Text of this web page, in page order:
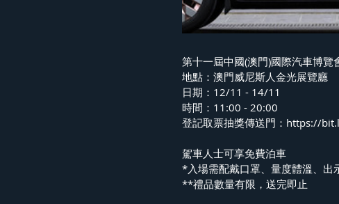
第十一屆中國(澳門)國際汽車博覽
地點：澳門威尼斯人金光展覽廳
日期：12/11 - 14/11
時間：11:00 - 20:00
登記取票抽獎傳送門：https://
駕車人士可享免費泊車
*入場需配戴口罩、量度體溫、
**禮品數量有限，送完即止